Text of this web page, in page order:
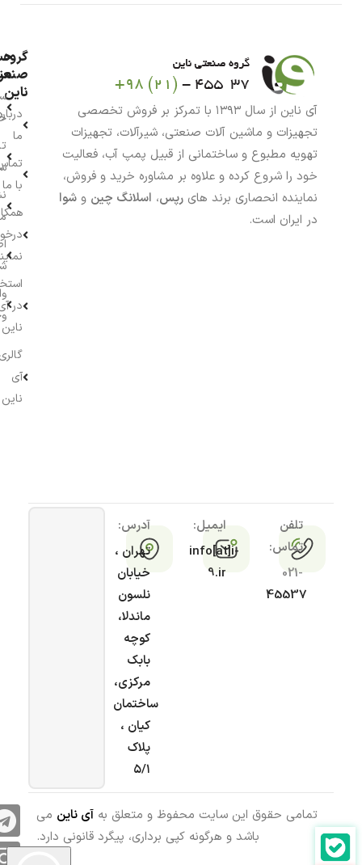
آی ناین از سال ۱۳۹۳ با تمرکز بر فروش تخصصی
تجهیزات و ماشین آلات صنعتی، شیرآلات، تجهیزات
تهویه مطبوع و ساختمانی از قبیل پمپ آب، فعالیت
خود را شروع کرده و علاوه بر مشاوره خرید و فروش،
نماینده انحصاری برند های رپس، اسلانگ چین و شوا
در ایران است.
گروه
ناین
ما
با ما
در
ناین
آی
ناین
تلفن
تماس:
021-
45537
ایمیل:
info[at]i-
9.ir
آدرس:
تهران ،
خیابان
نلسون
ماندلا،
کوچه
بابک
مرکزی،
ساختمان
کیان ،
پلاک
۵/۱
تمامی حقوق این سایت محفوظ و متعلق به آی ناین می
باشد و هرگونه کپی برداری، پیگرد قانونی دارد.